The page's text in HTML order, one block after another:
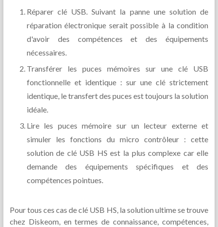
Réparer clé USB. Suivant la panne une solution de
réparation électronique serait possible à la condition
d'avoir des compétences et des équipements
nécessaires.
Transférer les puces mémoires sur une clé USB
fonctionnelle et identique : sur une clé strictement
identique, le transfert des puces est toujours la solution
idéale.
Lire les puces mémoire sur un lecteur externe et
simuler les fonctions du micro contrôleur : cette
solution de clé USB HS est la plus complexe car elle
demande des équipements spécifiques et des
compétences pointues.
Pour tous ces cas de clé USB HS, la solution ultime se trouve
chez Diskeom, en termes de connaissance, compétences,